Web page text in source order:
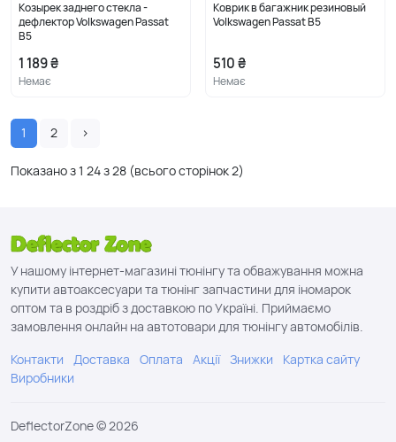
Козырек заднего стекла -
дефлектор Volkswagen Passat
B5
1 189 ₴
Немає
Коврик в багажник резиновый
Volkswagen Passat B5
510 ₴
Немає
1 2 ›
Показано з 1 24з28 (всього сторінок2)
У нашому інтернет-магазині тюнінгу та обважування можна
купити автоаксесуари та тюнінг запчастини для іномарок
оптом та в роздріб з доставкою по Україні. Приймаємо
замовлення онлайн на автотовари для тюнінгу автомобілів.
Контакти Доставка Оплата Акції Знижки
Картка сайту
Виробники
DeflectorZone © 2026